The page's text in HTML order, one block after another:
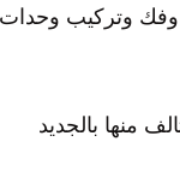
وفك وتركيب وحدات
منها بالجديد